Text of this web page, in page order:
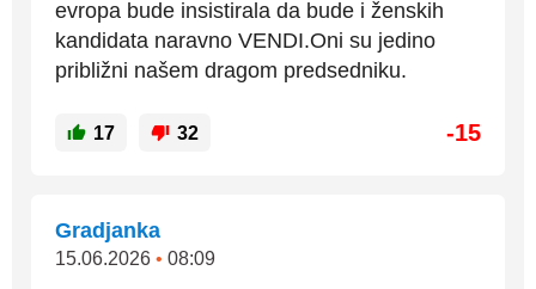
evropa bude insistirala da bude i ženskih
kandidata naravno VENDI.Oni su jedino
približni našem dragom predsedniku.
17 32 -15
Gradjanka
15.06.2026 • 08:09